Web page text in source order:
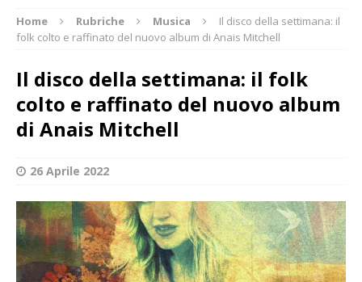
Home Rubriche Musica
Il disco della settimana: il
folk colto e raffinato del nuovo album di Anais Mitchell
Il disco della settimana: il folk
colto e raffinato del nuovo album
di Anais Mitchell
26 Aprile 2022